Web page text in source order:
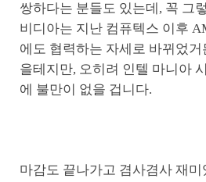
쌍하다는 분들도 있는데, 꼭 그
비디아는 지난 컴퓨텍스 이후
에도 협력하는 자세로 바뀌었거
을테지만, 오히려 인텔 마니아
에 불만이 없을 겁니다.
마감도 끝나가고 겸사겸사 재미